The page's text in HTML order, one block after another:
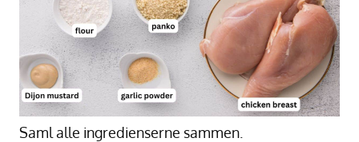
Saml alle ingredienserne sammen.